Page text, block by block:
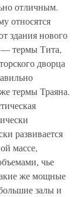
отличным.
относятся
здания нового
термы Тита,
дворца
термы Траяна.
развивается
массе,
чье
же мощные
залы и